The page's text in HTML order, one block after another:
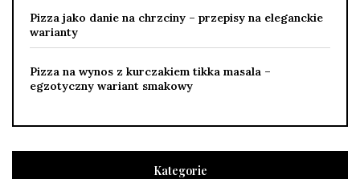
Pizza jako danie na chrzciny – przepisy na eleganckie
warianty
Pizza na wynos z kurczakiem tikka masala –
egzotyczny wariant smakowy
Kategorie